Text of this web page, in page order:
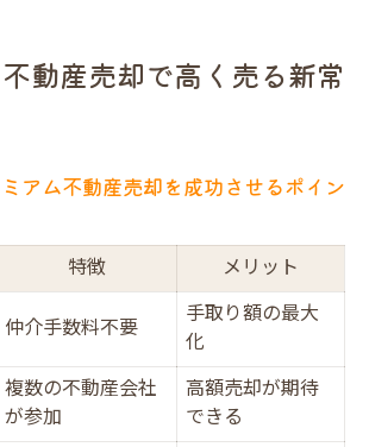
得るための売却術を徹底解説
動産売却で高く売る新常
アム不動産売却を成功させるポイン
特徴
メリット
仲介手数料不要
手取り額の最大
化
複数の不動産会社
が参加
高額売却が期待
できる